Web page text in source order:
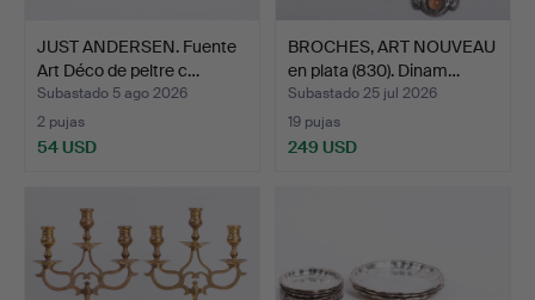
JUST ANDERSEN. Fuente
Art Déco de peltre c…
Subastado 5 ago 2026
2 pujas
54 USD
BROCHES, ART NOUVEAU
en plata (830). Dinam…
Subastado 25 jul 2026
19 pujas
249 USD